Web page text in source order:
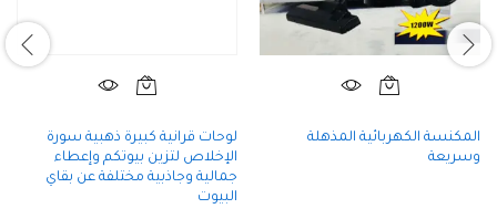
المكنسة الكهربائية المذهلة
وسريعة
لوحات قرانية كبيرة ذهبية سورة
الإخلاص لتزين بيوتكم وإعطاء
جمالية وجاذبية مختلفة عن بقاي
البيوت